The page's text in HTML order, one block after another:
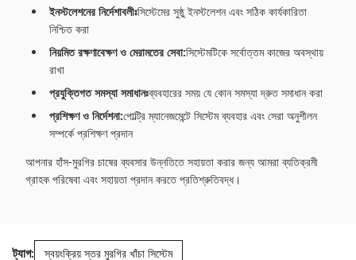
ইনস্টলেশনের নির্দেশাবলীঃসিস্টেমের সুষ্ঠু ইনস্টলেশন এবং সঠিক কার্যকারিতা
নিশ্চিত করা
নিয়মিত রক্ষণাবেক্ষণ ও মেরামতের সেবা:সিস্টেমটিকে সর্বোত্তম কাজের অবস্থায়
রাখা
প্রযুক্তিগত সমস্যা সমাধানঃব্যবহারের সময় যে কোন সমস্যা দ্রুত সমাধান করা
প্রশিক্ষণ ও নির্দেশনা:পোল্ট্রি ম্যানেজমেন্টে সিস্টেম ব্যবহার এবং সেরা অনুশীলন
সম্পর্কে প্রশিক্ষণ প্রদান
আপনার হাঁস-মুরগির চাষের ব্যবসার উন্নতিতে সহায়তা করার জন্য আমরা ব্যতিক্রমী
গ্রাহক পরিষেবা এবং সহায়তা প্রদান করতে প্রতিশ্রুতিবদ্ধ।
ট্যাগ: স্বয়ংক্রিয় স্তর মুরগির খাঁচা সিস্টেম